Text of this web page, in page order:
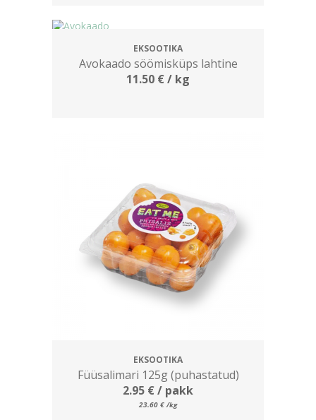
EKSOOTIKA
Avokaado söömisküps lahtine
11.50 €/ kg
EKSOOTIKA
Füüsalimari 125g (puhastatud)
2.95 €/ pakk
23.60 € /kg